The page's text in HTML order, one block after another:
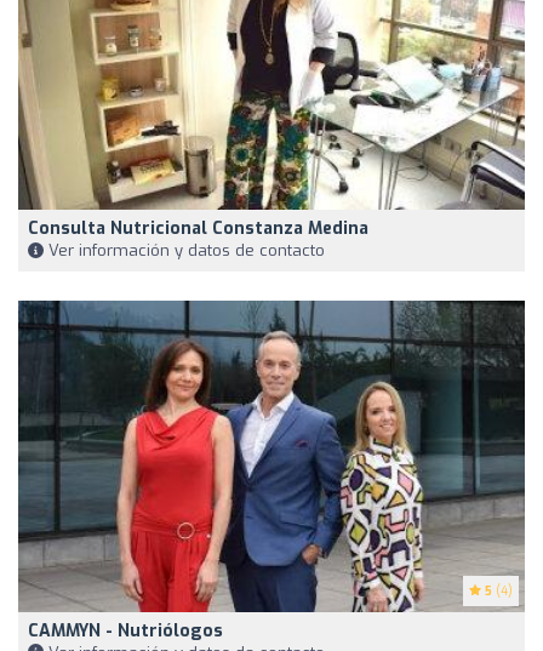
Consulta Nutricional Constanza Medina
Ver información y datos de contacto
5 (4)
CAMMYN - Nutriólogos